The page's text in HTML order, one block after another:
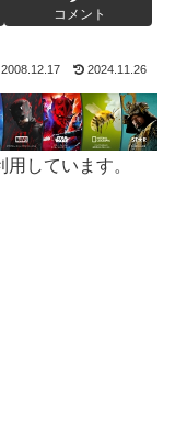
コメント
2008.12.17 2024.11.26
しています。